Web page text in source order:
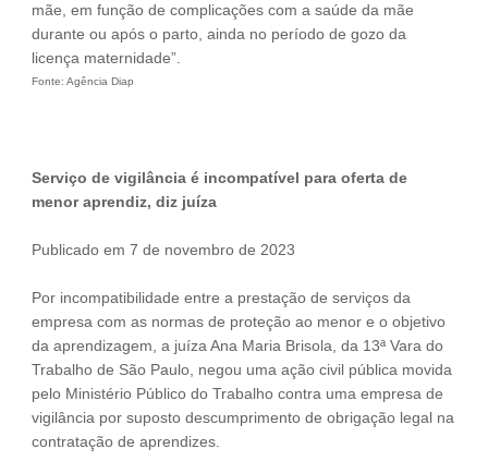
mãe, em função de complicações com a saúde da mãe
durante ou após o parto, ainda no período de gozo da
licença maternidade”.
Fonte: Agência Diap
Serviço de vigilância é incompatível para oferta de
menor aprendiz, diz juíza
Publicado em 7 de novembro de 2023
Por incompatibilidade entre a prestação de serviços da
empresa com as normas de proteção ao menor e o objetivo
da aprendizagem, a juíza Ana Maria Brisola, da 13ª Vara do
Trabalho de São Paulo, negou uma ação civil pública movida
pelo Ministério Público do Trabalho contra uma empresa de
vigilância por suposto descumprimento de obrigação legal na
contratação de aprendizes.